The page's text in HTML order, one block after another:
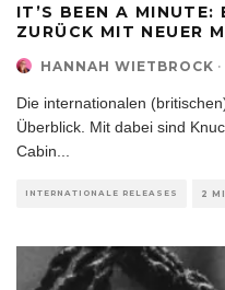
IT’S BEEN A MINUTE:
ZURÜCK MIT NEUER
HANNAH WIETBROCK ·
Die internationalen
Überblick. Mit dabei sind
Cabin
INTERNATIONALE RELEASES 2